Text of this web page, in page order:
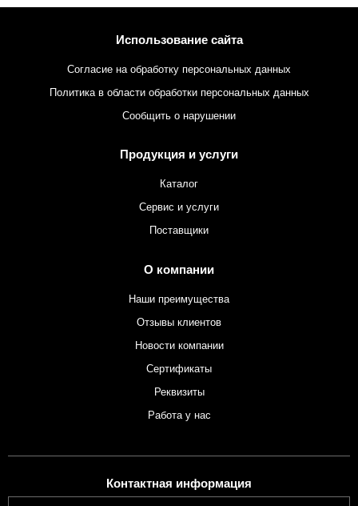
Использование сайта
Согласие на обработку персональных данных
Политика в области обработки персональных данных
Сообщить о нарушении
Продукция и услуги
Каталог
Сервис и услуги
Поставщики
О компании
Наши преимущества
Отзывы клиентов
Новости компании
Сертификаты
Реквизиты
Работа у нас
Контактная информация